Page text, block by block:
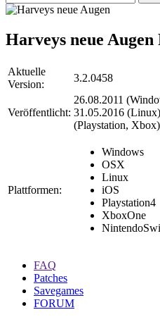
Harveys neue Augen
Aktuelle
Version:
3.2.0458
Veröffentlicht:
26.08.2011
31.05.2016
(Playstation,
Plattformen:
Windows
OSX
Linux
iOS
Playstation4
XboxOne
FAQ
Patches
Savegames
FORUM